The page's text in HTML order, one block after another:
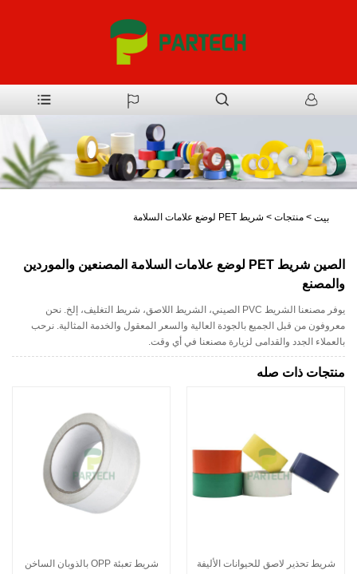
بيت > منتجات > شريط PET لوضع علامات السلامة
الصين شريط PET لوضع علامات السلامة المصنعين والموردين
والمصنع
يوفر مصنعنا الشريط PVC الصيني، الشريط اللاصق، شريط التغليف، إلخ. نحن
معروفون من قبل الجميع بالجودة العالية والسعر المعقول والخدمة المثالية. نرحب
بالعملاء الجدد والقدامى لزيارة مصنعنا في أي وقت.
منتجات ذات صله
شريط تحذير لاصق للحيوانات الأليفة
شريط تعبئة OPP بالذوبان الساخن